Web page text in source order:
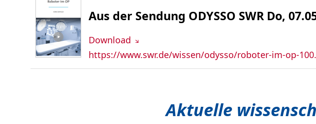
Aus der Sendung ODYSSO SWR Do,
Download
https://www.swr.de/wissen/odysso/roboter-im-op-
Aktuelle